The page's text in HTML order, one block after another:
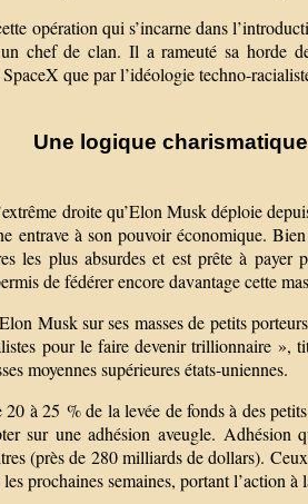
opération qui s’incarne dans
chef de clan. Il a rameuté sa horde
que par l’idéologie techno-
Une logique
droite qu’Elon Musk déploie
entrave à son pouvoir économique.
les plus absurdes et est prête à
de fédérer encore davantage cette
Musk sur ses masses de petits
pour le faire devenir trillionnaire »,
moyennes supérieures états-uniennes.
à 25 % de la levée de fonds à des
sur une adhésion aveugle. Adhésion
(près de 280 milliards de dollars).
prochaines semaines, portant l’action à